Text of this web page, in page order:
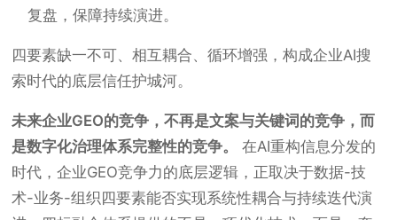
复盘，保障持续演进。
四要素缺一不可、相互耦合、循环增强，构成企业AI搜
索时代的底层信任护城河。
未来企业GEO的竞争，不再是文案与关键词的竞争，而
是数字化治理体系完整性的竞争。
在AI重构信息分发的
时代，企业GEO竞争力的底层逻辑，正取决于数据-技
术-业务-组织四要素能否实现系统性耦合与持续迭代演